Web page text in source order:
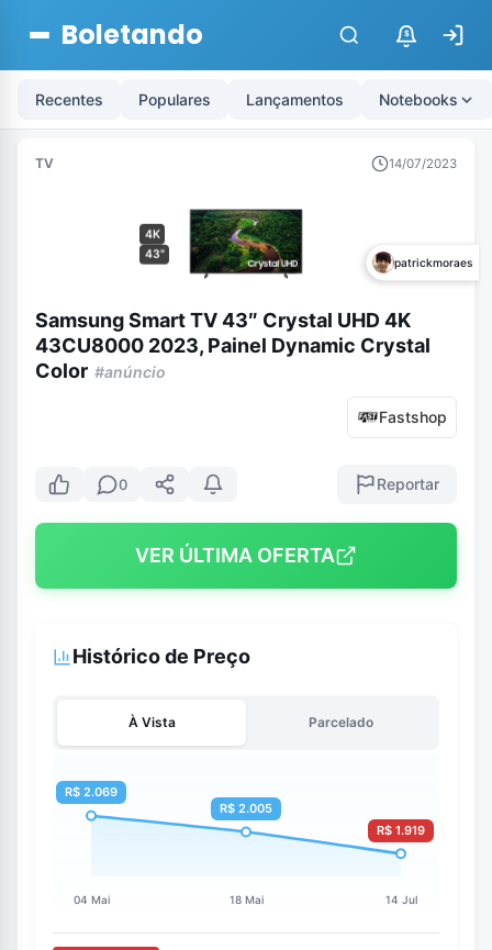
Boletando $
Recentes Populares Lançamentos Notebooks
TV 14/07/2023
4K
43"
patrickmoraes
Samsung Smart TV 43″ Crystal UHD 4K
43CU8000 2023, Painel Dynamic Crystal
Color #anúncio
Fastshop
0 Reportar
VER ÚLTIMA OFERTA
Histórico de Preço
À Vista Parcelado